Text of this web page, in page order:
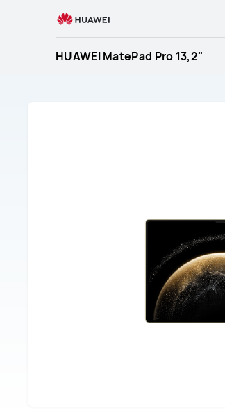
обслуживание
HUAWEI MatePad Pro 13,2"